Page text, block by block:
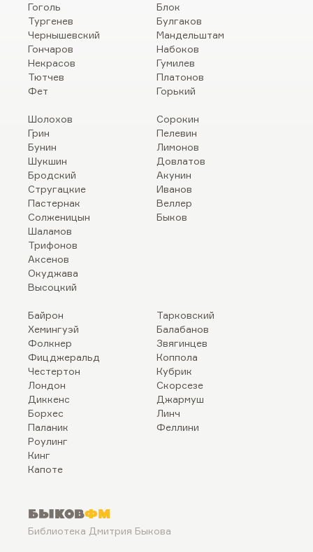
Гоголь
Тургенев
Чернышевский
Гончаров
Некрасов
Тютчев
Фет
Блок
Булгаков
Мандельштам
Набоков
Гумилев
Платонов
Горький
Шолохов
Грин
Бунин
Шукшин
Бродский
Стругацкие
Пастернак
Солженицын
Шаламов
Трифонов
Аксенов
Окуджава
Высоцкий
Сорокин
Пелевин
Лимонов
Довлатов
Акунин
Иванов
Веллер
Быков
Байрон
Хемингуэй
Фолкнер
Фицджеральд
Честертон
Лондон
Диккенс
Борхес
Паланик
Роулинг
Кинг
Капоте
Тарковский
Балабанов
Звягинцев
Коппола
Кубрик
Скорсезе
Джармуш
Линч
Феллини
БыковФМ
Библиотека Дмитрия Быкова